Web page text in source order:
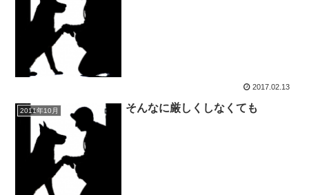
2017.02.13
2011年10月 そんなに厳しくしなくても